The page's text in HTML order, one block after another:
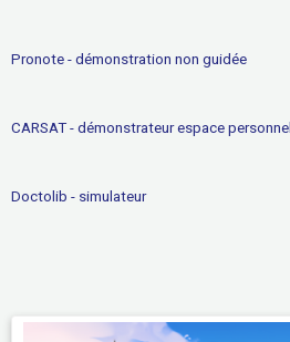
Pronote - démonstration non guidée
CARSAT - démonstrateur espace personnel
Doctolib - simulateur